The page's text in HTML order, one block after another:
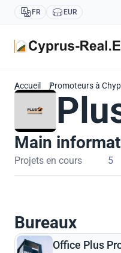
FR EUR
Accueil Promoteurs à
Main
Projets en cours 5
Bureaux
Office Plus